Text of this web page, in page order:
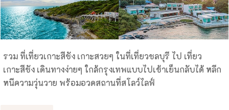
รวม ที่เที่ยวเกาะสีชัง เกาะสวยๆ ในที่เที่ยวชลบุรี ไป เที่ยว
เกาะสีชัง เดินทางง่ายๆ ใกล้กรุงเทพแบบไปเช้าเย็นกลับได้ หลีก
หนีความวุ่นวาย พร้อมอวดสถานที่สโลว์ไลฟ์